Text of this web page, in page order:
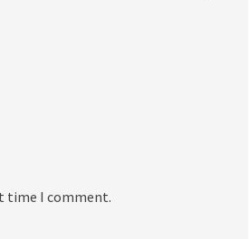
time I comment.